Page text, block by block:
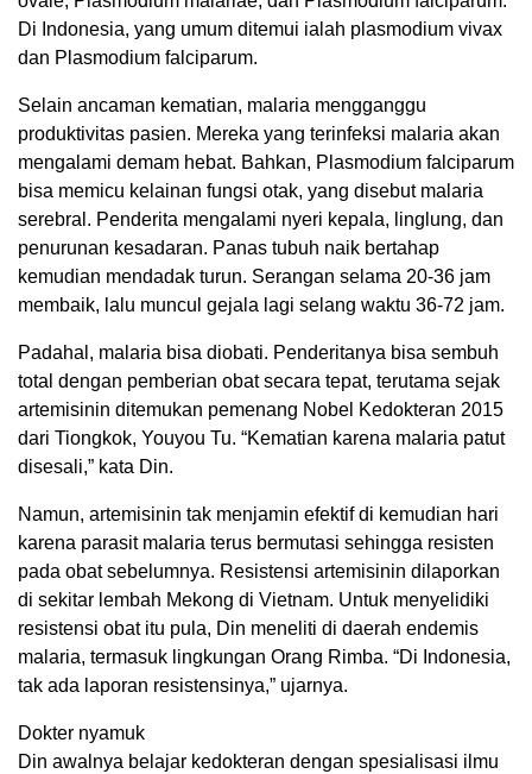
Di Indonesia, yang umum ditemui ialah plasmodium vivax
dan Plasmodium falciparum.
Selain ancaman kematian, malaria mengganggu
produktivitas pasien. Mereka yang terinfeksi malaria akan
mengalami demam hebat. Bahkan, Plasmodium falciparum
bisa memicu kelainan fungsi otak, yang disebut malaria
serebral. Penderita mengalami nyeri kepala, linglung, dan
penurunan kesadaran. Panas tubuh naik bertahap
kemudian mendadak turun. Serangan selama 20-36 jam
membaik, lalu muncul gejala lagi selang waktu 36-72 jam.
Padahal, malaria bisa diobati. Penderitanya bisa sembuh
total dengan pemberian obat secara tepat, terutama sejak
artemisinin ditemukan pemenang Nobel Kedokteran 2015
dari Tiongkok, Youyou Tu. “Kematian karena malaria patut
disesali,” kata Din.
Namun, artemisinin tak menjamin efektif di kemudian hari
karena parasit malaria terus bermutasi sehingga resisten
pada obat sebelumnya. Resistensi artemisinin dilaporkan
di sekitar lembah Mekong di Vietnam. Untuk menyelidiki
resistensi obat itu pula, Din meneliti di daerah endemis
malaria, termasuk lingkungan Orang Rimba. “Di Indonesia,
tak ada laporan resistensinya,” ujarnya.
Dokter nyamuk
Din awalnya belajar kedokteran dengan spesialisasi ilmu